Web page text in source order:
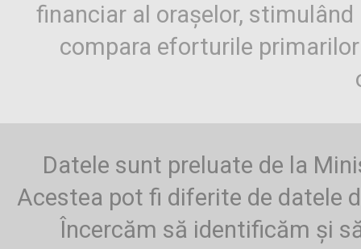
financiar al orașelor,
compara eforturile
Datele sunt preluate de la
Acestea pot fi diferite de datele
Încercăm să identificăm și